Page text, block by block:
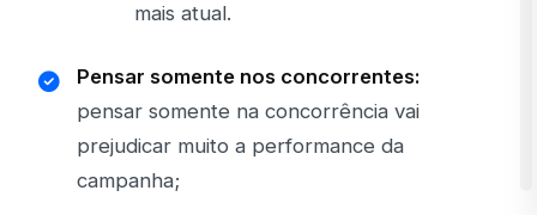
mais atual.
Pensar somente nos concorrentes:
pensar somente na concorrência vai
prejudicar muito a performance da
campanha;